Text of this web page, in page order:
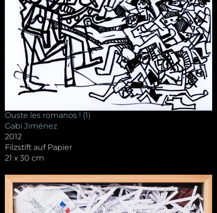
Ouste les romanos ! (1)
Gabi Jiménez
2012
Filzstift auf Papier
21 x 30 cm